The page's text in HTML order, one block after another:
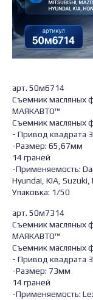
арт. 50м6714
Съемник масляных
МАЯКАВТО™
Съемник масляных
- Привод квадрата
-Размер: 65,67мм
14 граней
-Применяемость:
Hyundai, KIA, Suzuki,
Упаковка: 1/50
арт. 50м7314
Съемник масляных
МАЯКАВТО™
Съемник масляных
- Привод квадрата
-Размер: 73мм
14 граней
-Применяемость: